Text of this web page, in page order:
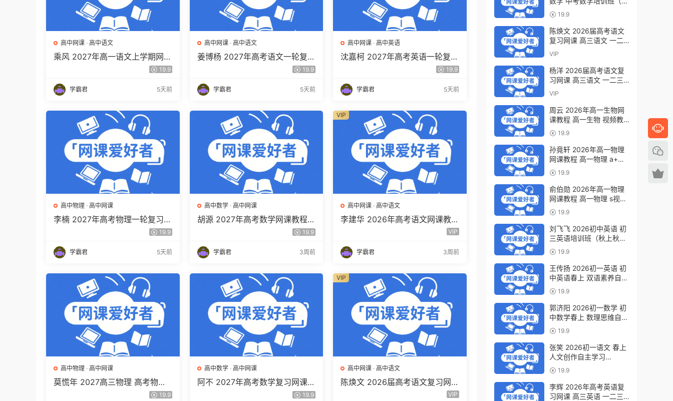
高中网课 · 高中语文
乘风 2027年高一语文上学期网课
教程 高一语文 暑假班视频教程19.9
学霸君 5天前
高中网课· 高中语文
姜博杨 2027年高考语文一轮复习
网课教程 高三语文 上学期暑假班
19.9
学霸君 5天前
高中网课 ·高中英语
沈嘉柯 2027年高考英语一轮复习
网课教程 高三英语 上学期暑假班
19.9
学霸君 5天前
高中物理 · 高中网课
李楠 2027年高考物理一轮复习网
课教程 高三物理 上学期暑假班视
19.9
学霸君 5天前
高中数学· 高中网课
胡源 2027年高考数学网课教程
高三数学 一轮复习暑假班视频教
19.9
学霸君 3周前
高中网课 ·高中语文
李建华 2026年高考语文网课教
程 高三语文 a+二三轮复习视频VIP
学霸君 3周前
VIP
高中物理 · 高中网课
莫慌年 2027高三物理 高考物理
19.9
高中数学· 高中网课
阿不 2027年高考数学复习网课教
程 高三数学 一轮复习视频教程19.9
高中网课 ·高中语文
陈焕文 2026届高考语文复习网
课 高三语文 一二三轮视频课程全
VIP
VIP
上秋下·全国版·S）百度网
盘下载
19.9
陈焕文 2026届高考语文
复习网课 高三语文 一二
三轮视频课程全年班 百度
VIP
杨洋 2026届高考语文复
习网课 高三语文 一二三
轮视频教程全年班 百度网
VIP
周云 2026年高一生物网
课教程 高一生物 视频教
程下学期寒春班 百度网盘
下载
19.9
孙竟轩 2026年高一物理
网课教程 高一物理 a+视
频教程下学期寒春班 百度
网盘下载
19.9
俞伯勋 2026年高一物理
网课教程 高一物理 s视频
教程下学期寒春班 百度网
盘下载
19.9
刘飞飞 2026初中英语 初
三英语培训班（秋上秋下·
全国版·A+）百度网盘下
载
19.9
王传扬 2026初一英语 初
中英语春上 双语素养自主
学习·TY·A+（三期）百度
网盘下载
19.9
郭济阳 2026初一数学 初
中数学春上 数理思维自主
学习·BS（一期）百度网
盘下载
19.9
张笑 2026初一语文 春上
人文创作自主学习
·TY·S（一期）百度网盘下
载
19.9
李辉 2026年高考英语复
习网课 高三英语 一二三